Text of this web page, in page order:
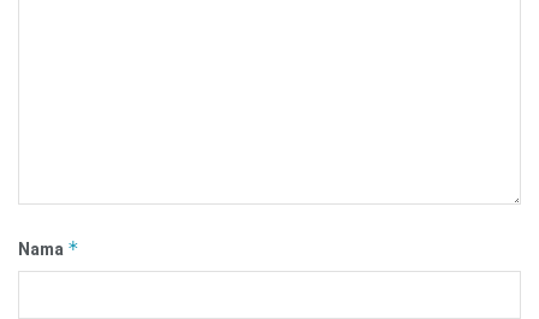
Nama *